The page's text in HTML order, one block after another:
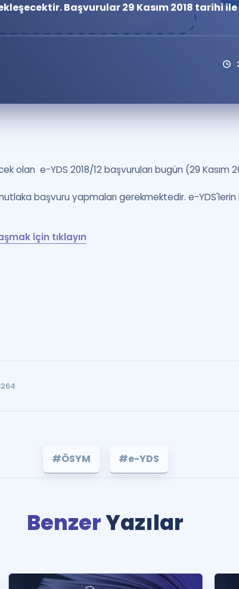
YDS - YÖKDİL
İngilizce Gramer
Başvurular 29 Kasım 2018 tarihi
olan e-YDS 2018/12 başvuruları bugün (29 Kasım
başvuru yapmaları gerekmektedir. e-
için tıklayın
#ÖSYM #e-YDS
BenzerYazılar